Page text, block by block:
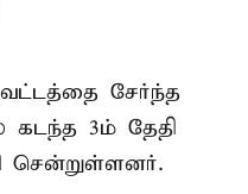
சேர்ந்த
3ம் தேதி
சென்றுள்ளனர்.